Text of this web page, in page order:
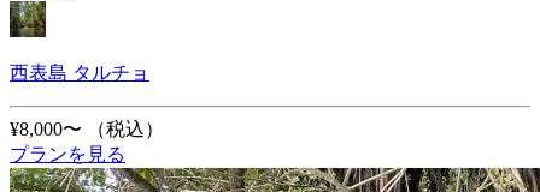
西表島 タルチョ
¥8,000〜
（税込）
プランを見る